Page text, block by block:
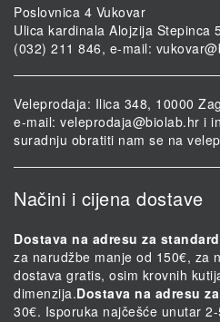
Poslovnica 4 Vukovar
Ulica kardinala Alojzija Stepinca
(032) 211 846, e-mail:
Veleprodaja: Ilica 348, 10000
e-mail: veleprodaja@biolab.hr i
suradnju obratiti nam se na
Načini i cijena dostave
Dostava na adresu za
za narudžbe manje od 150€, za
dostava gratis, osim krovnih
dimenzija.Dostava na adresu
30€. Isporuka najčešće unutar